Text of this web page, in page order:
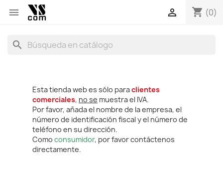
 shopping_cart (0)

search
Esta tienda web es sólo paraclientes
comerciales, no se muestra el IVA.
Por favor, añada el nombre de la empresa, el
número de identificación fiscal y el número de
teléfono en su dirección.
Como consumidor, por favor contáctenos
directamente.